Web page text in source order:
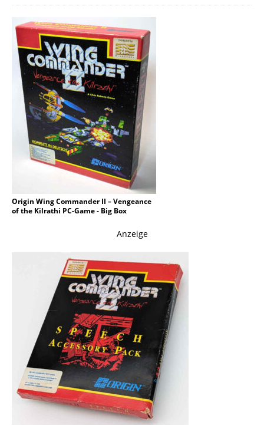
Origin Wing Commander II – Vengeance
of the Kilrathi PC-Game - Big Box
Anzeige